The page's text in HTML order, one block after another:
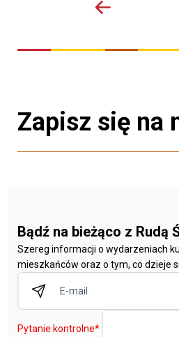
Zapisz się na
Bądź na bieżąco z Rudą
Szereg informacji o wydarzeniach
mieszkańców oraz o tym, co dzieje
Pytanie kontrolne*